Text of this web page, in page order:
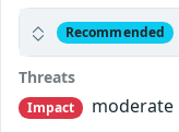
Recommended
Threats
Impact
moderate